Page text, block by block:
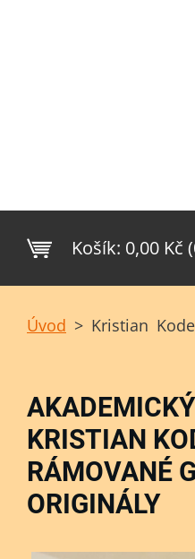
Košík: 0,00 Kč
Úvod > Kristian
KRISTIAN
RÁMOVANÉ
ORIGINÁLY